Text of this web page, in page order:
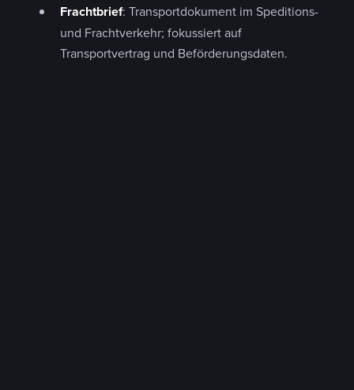
Frachtbrief: Transportdokument im Speditions-
und Frachtverkehr; fokussiert auf
Transportvertrag und Beförderungsdaten.